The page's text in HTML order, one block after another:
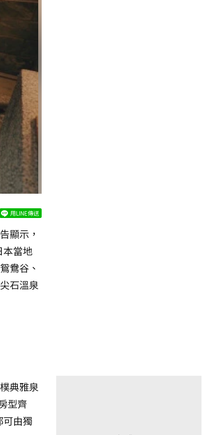
用LINE傳送
顯示，
本當地
鴦谷、
尖石溫泉
典雅泉
型齊
由獨